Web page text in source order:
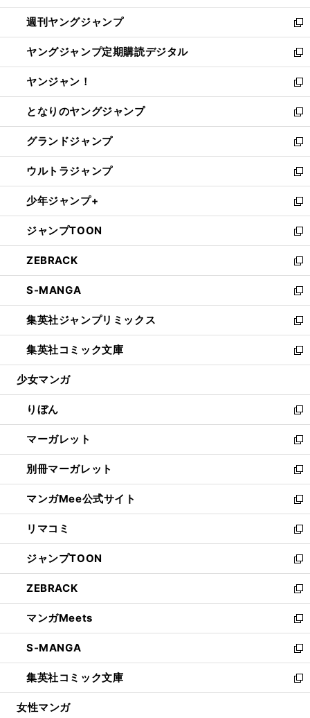
開
く
ウ
で
開
く
ン
ド
ウ
で
開
く
ウ
ィ
ン
ド
ウ
で
開
く
週刊ヤングジャンプ
新
し
い
ウ
ィ
ン
ド
ウ
で
開
く
ヤングジャンプ定期購読デジタル
新
し
い
ウ
ィ
ン
ド
ウ
で
開
く
ヤンジャン！
新
し
い
ウ
ィ
ン
ド
ウ
で
開
く
となりのヤングジャンプ
新
し
い
ウ
ィ
ン
ド
ウ
で
開
く
グランドジャンプ
新
し
い
ウ
ィ
ン
ド
ウ
で
開
く
ウルトラジャンプ
新
し
い
ウ
ィ
ン
ド
ウ
で
開
く
少年ジャンプ+
新
し
い
ウ
ィ
ン
ド
ウ
で
開
く
ジャンプTOON
新
し
い
ウ
ィ
ン
ド
ウ
で
開
ZEBRACK
新
し
い
ウ
ィ
ン
ド
ウ
開
く
S-MANGA
新
し
い
ウ
ィ
ン
ウ
で
開
く
集英社ジャンプリミックス
新
し
い
ウ
ン
ド
ウ
で
開
く
集英社コミック文庫
新
し
ウ
ィ
ン
ド
ウ
で
開
く
少女マンガ
りぼん
新
し
い
ウ
ィ
ン
ド
ウ
で
開
く
マーガレット
新
し
い
ウ
ィ
ン
ド
ウ
で
開
く
別冊マーガレット
新
し
い
ウ
ィ
ン
ド
ウ
で
開
く
マンガMee公式サイト
新
し
い
ウ
ィ
ン
ド
ウ
で
開
く
リマコミ
新
し
い
ウ
ィ
ン
ド
ウ
で
開
く
ジャンプTOON
新
し
い
ウ
ィ
ン
ド
ウ
で
開
ZEBRACK
新
し
い
ウ
ィ
ン
ド
ウ
マンガMeets
新
し
い
ウ
ィ
ン
S-MANGA
新
し
い
ウ
集英社コミック文庫
新
し
女性マンガ